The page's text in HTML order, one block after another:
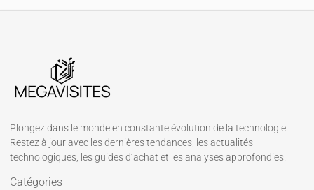
Plongez dans le monde en constante évolution de la technologie.
Restez à jour avec les dernières tendances, les actualités
technologiques, les guides d’achat et les analyses approfondies.
Catégories